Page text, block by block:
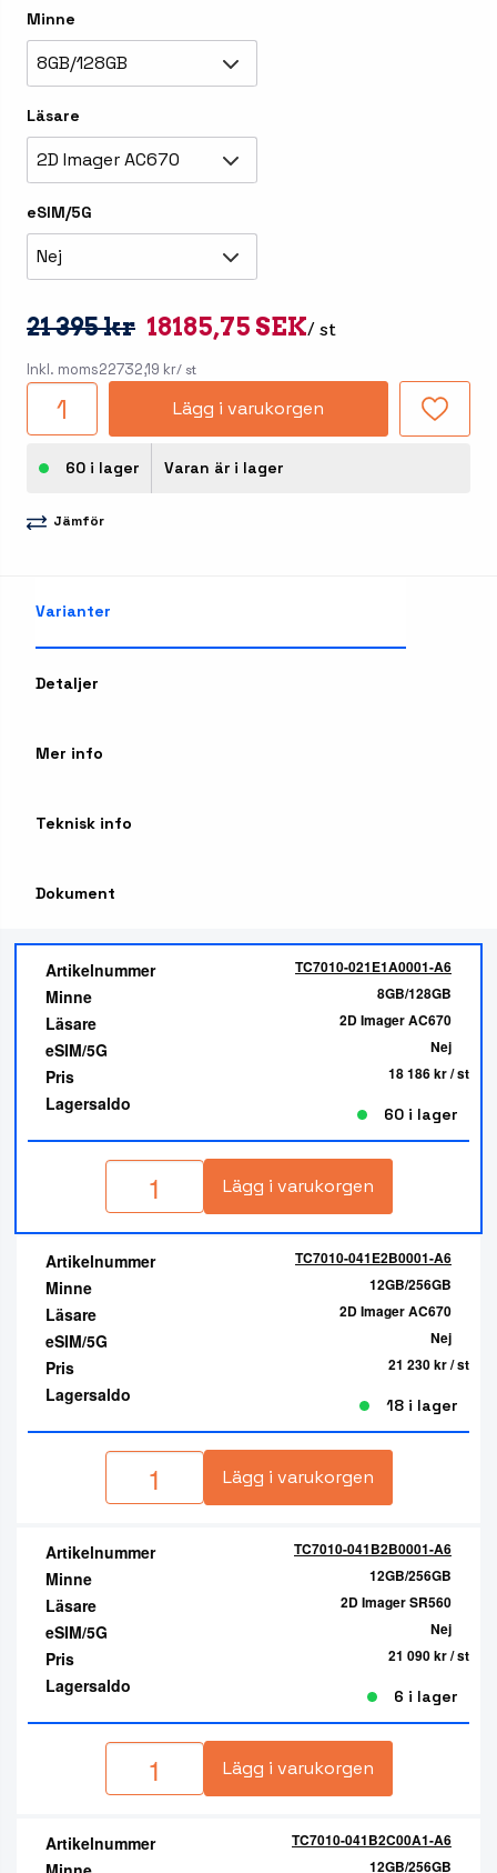
Minne
8GB/128GB
Läsare
2D Imager AC670
eSIM/5G
Nej
21 395 kr 18185,75 SEK/ st
Inkl. moms22732,19 kr/ st
Lägg i varukorgen
60 i lager Varan är i lager
Jämför
Varianter
Detaljer
Mer info
Teknisk info
Dokument
Artikelnummer TC7010-021E1A0001-A6
Minne 8GB/128GB
Läsare 2D Imager AC670
eSIM/5G Nej
Pris 18 186 kr/ st
Lagersaldo 60 i lager
Lägg i varukorgen
Artikelnummer TC7010-041E2B0001-A6
Minne 12GB/256GB
Läsare 2D Imager AC670
eSIM/5G Nej
Pris 21 230 kr/ st
Lagersaldo 18 i lager
Lägg i varukorgen
Artikelnummer TC7010-041B2B0001-A6
Minne 12GB/256GB
Läsare 2D Imager SR560
eSIM/5G Nej
Pris 21 090 kr/ st
Lagersaldo 6 i lager
Lägg i varukorgen
Artikelnummer TC7010-041B2C00A1-A6
12GB/256GB